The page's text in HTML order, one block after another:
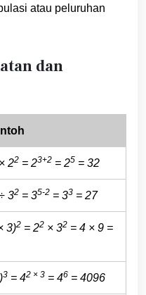
atau peluruhan
dan
× 22 = 23+2 = 25 = 32
32 = 35-2 = 33 = 27
3)2 = 22 × 32 = 4 × 9 =
)3 = 42 × 3 = 46 = 4096